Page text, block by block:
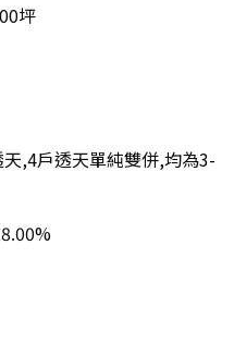
坪
,4戶透天單純雙併,均為3-